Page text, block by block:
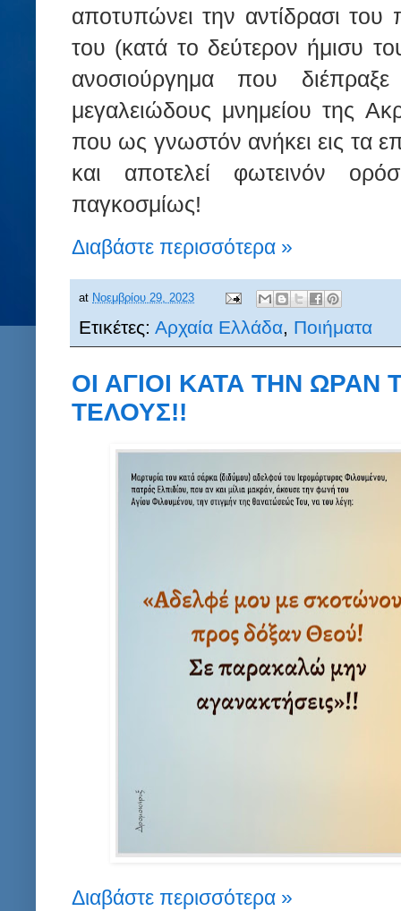
αποτυπώνει την αντίδρασι
του (κατά το δεύτερον ήμισυ
ανοσιούργημα που
μεγαλειώδους μνημείου της
που ως γνωστόν ανήκει εις τα
και αποτελεί φωτεινόν
παγκοσμίως!
Διαβάστε περισσότερα »
at Νοεμβρίου 29, 2023
Ετικέτες: Αρχαία Ελλάδα, Ποιήματα
ΟΙ ΑΓΙΟΙ ΚΑΤΑ ΤΗΝ
ΤΕΛΟΥΣ!!
Διαβάστε περισσότερα »